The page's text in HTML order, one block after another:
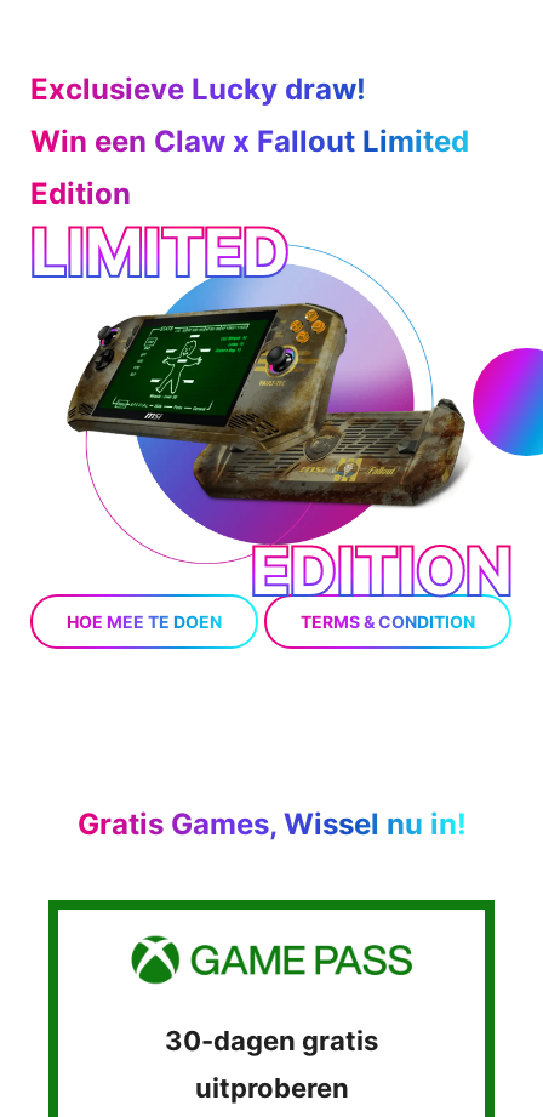
Exclusieve Lucky draw!
Win een Claw x Fallout Limited
Edition
LIMITED
EDITION
HOE MEE TE DOEN TERMS & CONDITION
Gratis Games, Wissel nu in!
Ontvang gratis een Skull
and Bones™ game code